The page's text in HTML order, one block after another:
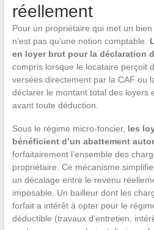
réellement
Pour un propriétaire qui met un
n’est pas qu’une notion comptable.
en loyer brut pour la déclaration
compris lorsque le locataire perçoit
versées directement par la CAF ou
déclarer le montant total des loyers
avant toute déduction.
Sous le régime micro-foncier, les
bénéficient d’un abattement
forfaitairement l’ensemble des
propriétaire. Ce mécanisme
un décalage entre le revenu
imposable. Un bailleur dont les
forfait a intérêt à opter pour le
déductible (travaux d’entretien,